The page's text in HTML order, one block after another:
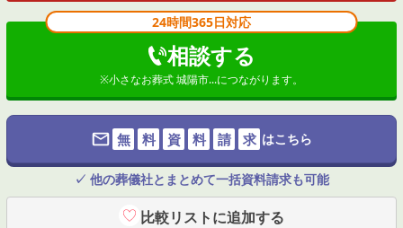
24時間365日対応
相談する
※小さなお葬式 城陽市...につながります。
無 料 資 料 請 求 はこちら
✓ 他の葬儀社とまとめて一括資料請求も可能
比較リストに追加する